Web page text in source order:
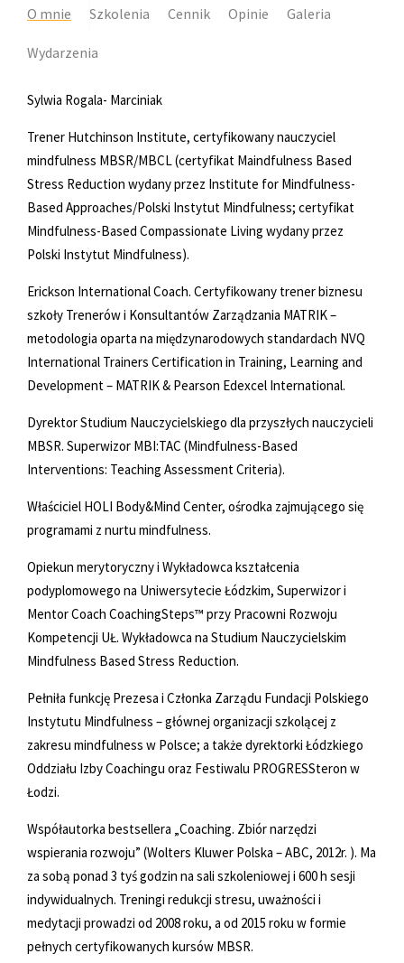
O mnie Szkolenia Cennik Opinie Galeria
Wydarzenia
Sylwia Rogala- Marciniak
Trener Hutchinson Institute, certyfikowany nauczyciel
mindfulness MBSR/MBCL (certyfikat Maindfulness Based
Stress Reduction wydany przez Institute for Mindfulness-
Based Approaches/Polski Instytut Mindfulness; certyfikat
Mindfulness-Based Compassionate Living wydany przez
Polski Instytut Mindfulness).
Erickson International Coach. Certyfikowany trener biznesu
szkoły Trenerów i Konsultantów Zarządzania MATRIK –
metodologia oparta na międzynarodowych standardach NVQ
International Trainers Certification in Training, Learning and
Development – MATRIK & Pearson Edexcel International.
Dyrektor Studium Nauczycielskiego dla przyszłych nauczycieli
MBSR. Superwizor MBI:TAC (Mindfulness-Based
Interventions: Teaching Assessment Criteria).
Właściciel HOLI Body&Mind Center, ośrodka zajmującego się
programami z nurtu mindfulness.
Opiekun merytoryczny i Wykładowca kształcenia
podyplomowego na Uniwersytecie Łódzkim, Superwizor i
Mentor Coach CoachingSteps™ przy Pracowni Rozwoju
Kompetencji UŁ. Wykładowca na Studium Nauczycielskim
Mindfulness Based Stress Reduction.
Pełniła funkcję Prezesa i Członka Zarządu Fundacji Polskiego
Instytutu Mindfulness – głównej organizacji szkolącej z
zakresu mindfulness w Polsce; a także dyrektorki Łódzkiego
Oddziału Izby Coachingu oraz Festiwalu PROGRESSteron w
Łodzi.
Współautorka bestsellera „Coaching. Zbiór narzędzi
wspierania rozwoju” (Wolters Kluwer Polska – ABC, 2012r. ). Ma
za sobą ponad 3 tyś godzin na sali szkoleniowej i 600 h sesji
indywidualnych. Treningi redukcji stresu, uważności i
medytacji prowadzi od 2008 roku, a od 2015 roku w formie
pełnych certyfikowanych kursów MBSR.